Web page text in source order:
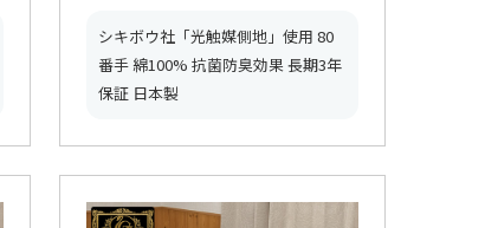
シキボウ社「光触媒側地」使用 80
番手 綿100% 抗菌防臭効果 長期3年
保証 日本製